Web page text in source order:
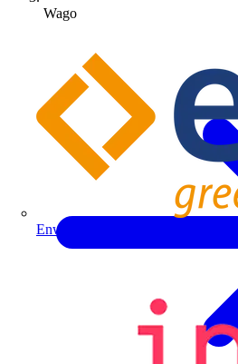
Enwitec
Wago